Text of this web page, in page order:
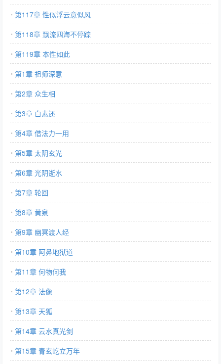
第117章 性似浮云意似风
第118章 飘流四海不停踪
第119章 本性如此
第1章 祖师深意
第2章 众生相
第3章 白素还
第4章 借法力一用
第5章 太阴玄光
第6章 光阴逝水
第7章 轮回
第8章 黄泉
第9章 幽冥渡人经
第10章 阿鼻地狱道
第11章 何物何我
第12章 法像
第13章 天狐
第14章 云水真光剑
第15章 青玄屹立万年